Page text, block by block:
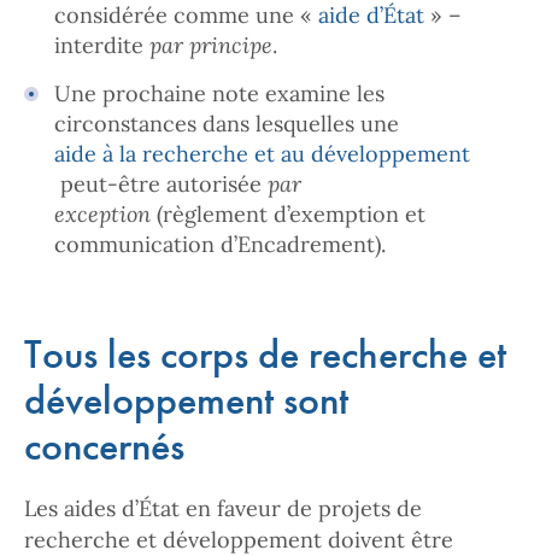
considérée comme une « aide d’État » –
interdite par principe.
Une prochaine note examine les
circonstances dans lesquelles une
aide à la recherche et au développement
peut-être autorisée par
exception (règlement d’exemption et
communication d’Encadrement).
Tous les corps de recherche et
développement sont
concernés
Les aides d’État en faveur de projets de
recherche et développement doivent être